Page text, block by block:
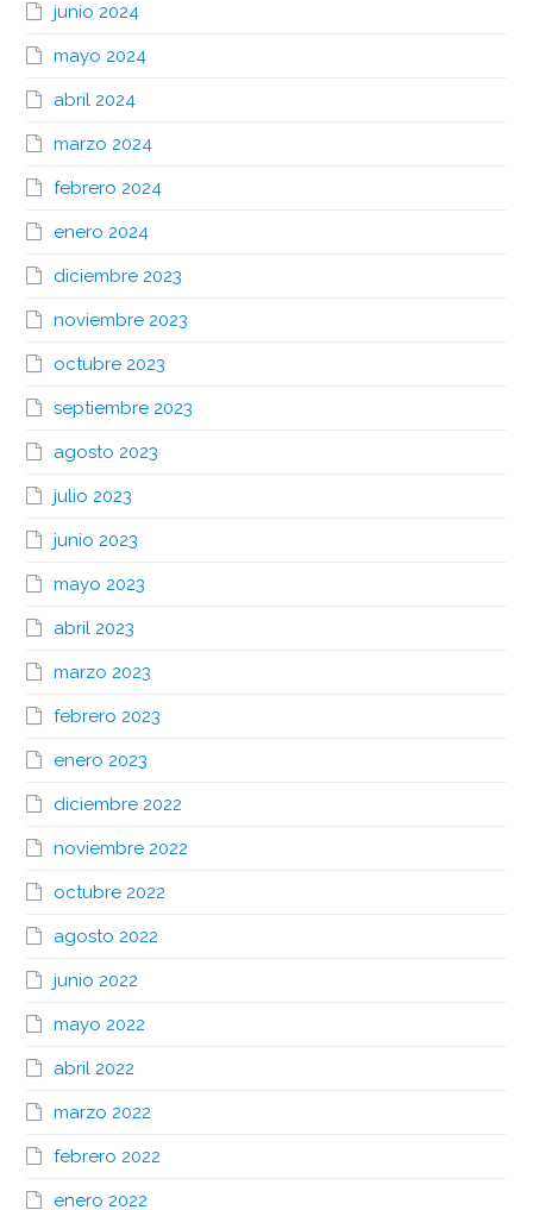
junio 2024
mayo 2024
abril 2024
marzo 2024
febrero 2024
enero 2024
diciembre 2023
noviembre 2023
octubre 2023
septiembre 2023
agosto 2023
julio 2023
junio 2023
mayo 2023
abril 2023
marzo 2023
febrero 2023
enero 2023
diciembre 2022
noviembre 2022
octubre 2022
agosto 2022
junio 2022
mayo 2022
abril 2022
marzo 2022
febrero 2022
enero 2022